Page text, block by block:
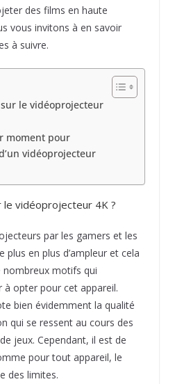
des films en haute
vous invitons à en savoir
à suivre.
le vidéoprojecteur
moment pour
vidéoprojecteur
vidéoprojecteur 4K ?
par les gamers et les
plus en plus d’ampleur et cela
nombreux motifs qui
opter pour cet appareil.
bien évidemment la qualité
qui se ressent au cours des
jeux. Cependant, il est de
pour tout appareil, le
des limites.